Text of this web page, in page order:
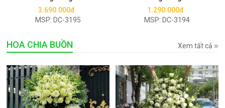
3.690.000đ
MSP: DC-3195
1.290.000đ
MSP: DC-3194
HOA CHIA BUỒN Xem tất cả